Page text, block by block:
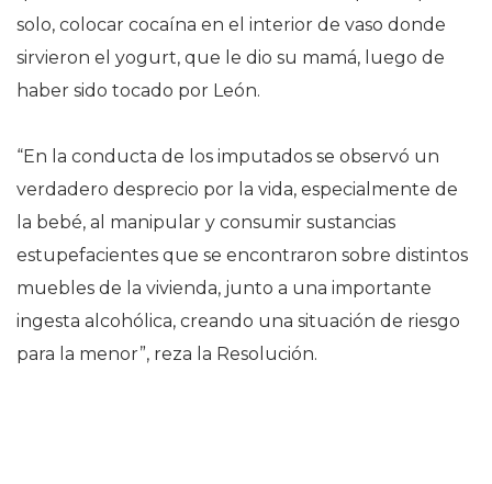
solo, colocar cocaína en el interior de vaso donde
sirvieron el yogurt, que le dio su mamá, luego de
haber sido tocado por León.
“En la conducta de los imputados se observó un
verdadero desprecio por la vida, especialmente de
la bebé, al manipular y consumir sustancias
estupefacientes que se encontraron sobre distintos
muebles de la vivienda, junto a una importante
ingesta alcohólica, creando una situación de riesgo
para la menor”, reza la Resolución.